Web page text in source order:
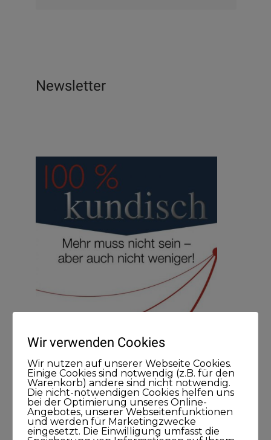
Newsletter
Meine Podcasts
Wir verwenden Cookies
Wir nutzen auf unserer Webseite Cookies.
Einige Cookies sind notwendig (z.B. für den
Warenkorb) andere sind nicht notwendig.
Die nicht-notwendigen Cookies helfen uns
bei der Optimierung unseres Online-
Angebotes, unserer Webseitenfunktionen
und werden für Marketingzwecke
eingesetzt. Die Einwilligung umfasst die